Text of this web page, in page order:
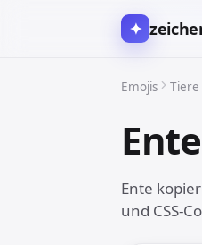
✦
Emojis
Ente
Ente
und CSS-